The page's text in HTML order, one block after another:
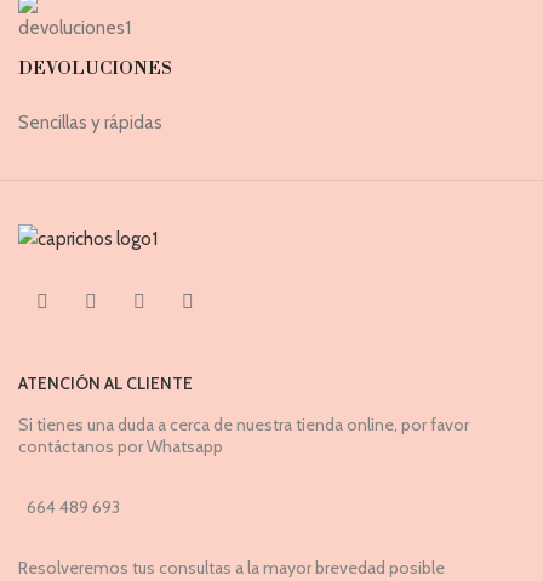
DEVOLUCIONES
Sencillas y rápidas
ATENCIÓN AL CLIENTE
Si tienes una duda a cerca de nuestra tienda online, por favor
contáctanos por Whatsapp
664 489 693
Resolveremos tus consultas a la mayor brevedad posible